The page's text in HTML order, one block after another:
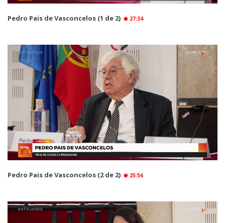
Pedro Pais de Vasconcelos (1 de 2) 27:34
Pedro Pais de Vasconcelos (2 de 2) 25:56